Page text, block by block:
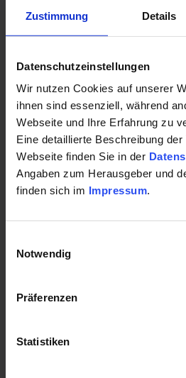
Zustimmung Details
Datenschutzeinstellungen
Wir nutzen Cookies auf unserer
ihnen sind essenziell, während
Webseite und Ihre Erfahrung zu
Eine detaillierte Beschreibung
Webseite finden Sie in der
Angaben zum Herausgeber und
finden sich im Impressum.
Notwendig
Präferenzen
Statistiken
Dr. med. Ernst Schrott
Urlaub:
Aromatherapie
Auf dem Buck 2
87541 Bad Hindelang -
Auf Karte anzeigen | Route
Telefon:
0176-
E-Mail:
Öffnungszeiten